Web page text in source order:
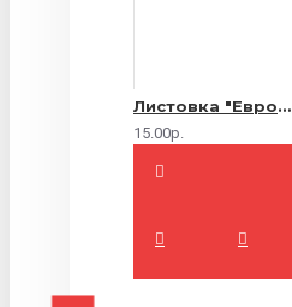
Листовка "Еврофлаер" (цветная с двух сторон)
15.00р.